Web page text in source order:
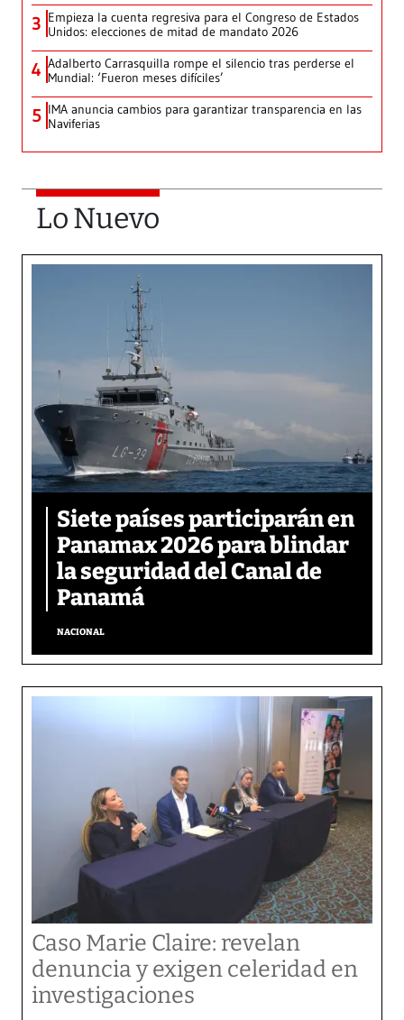
3 Empieza la cuenta regresiva para el Congreso de Estados
Unidos: elecciones de mitad de mandato 2026
4 Adalberto Carrasquilla rompe el silencio tras perderse el
Mundial: ‘Fueron meses difíciles’
5 IMA anuncia cambios para garantizar transparencia en las
Naviferias
Lo Nuevo
Siete países participarán en
Panamax 2026 para blindar
la seguridad del Canal de
Panamá
NACIONAL
Caso Marie Claire: revelan
denuncia y exigen celeridad en
investigaciones